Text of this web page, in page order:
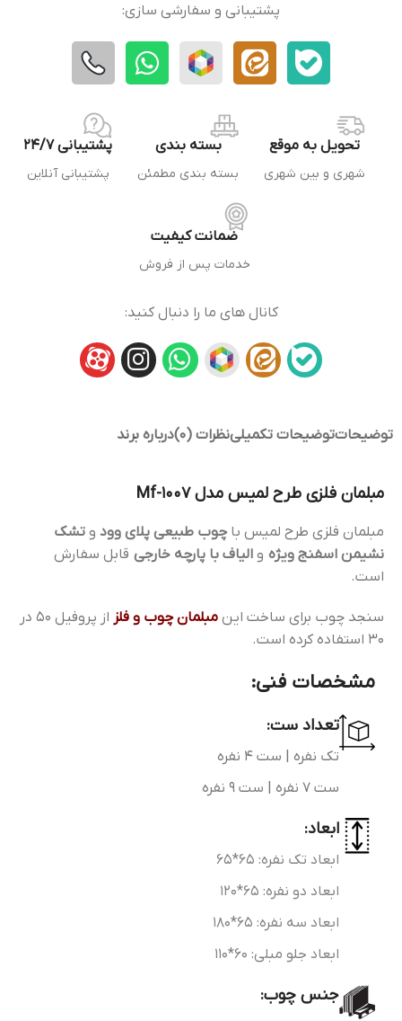
پشتیبانی و سفارشی سازی:
تحویل به موقع
شهری و بین شهری
بسته بندی
بسته بندی مطمئن
پشتیبانی 24/7
پشتیبانی آنلاین
ضمانت کیفیت
خدمات پس از فروش
کانال های ما را دنبال کنید:
توضیحاتتوضیحات تکمیلینظرات (0) درباره برند
مبلمان فلزی طرح لمیس مدل Mf-1007
مبلمان فلزی طرح لمیس باچوب طبیعی پلای وود و تشک
نشیمن اسفنج ویژه و الیاف با پارچه خارجی قابل سفارش
است.
سنجد چوب برای ساخت این مبلمان چوب و فلز
از پروفیل 50 در
30 استفاده کرده است.
مشخصات فنی:
تعداد ست:
تک نفره | ست ۴ نفره
ست 7 نفره | ست 9 نفره
ابعاد:
ابعاد تک نفره: 65*65
ابعاد دو نفره: 65*120
ابعاد سه نفره: 65*180
ابعاد جلو مبلی: 60*110
جنس چوب: